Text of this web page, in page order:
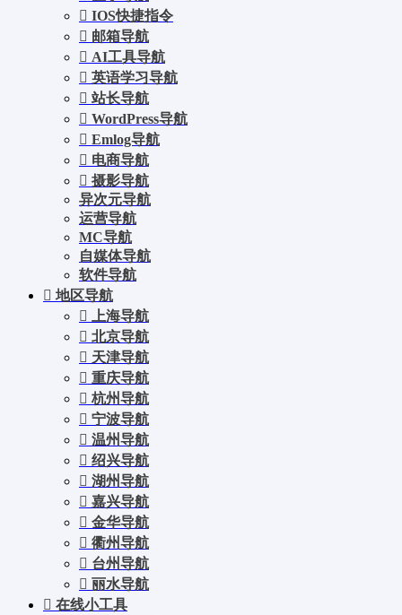
IOS快捷指令
邮箱导航
AI工具导航
英语学习导航
站长导航
WordPress导航
Emlog导航
电商导航
摄影导航
异次元导航
运营导航
MC导航
自媒体导航
软件导航
地区导航
上海导航
北京导航
天津导航
重庆导航
杭州导航
宁波导航
温州导航
绍兴导航
湖州导航
嘉兴导航
金华导航
衢州导航
台州导航
丽水导航
在线小工具